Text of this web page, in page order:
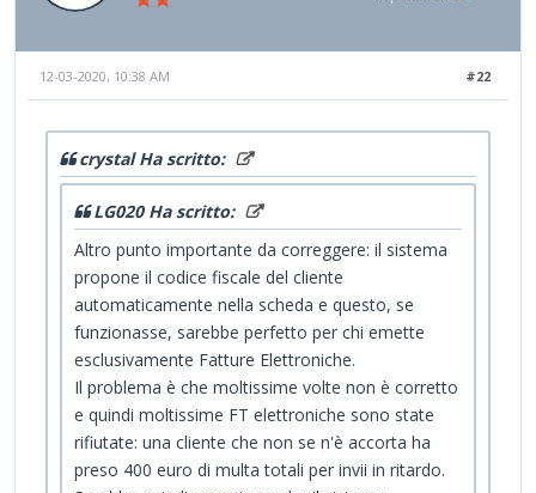
#22
12-03-2020, 10:38 AM
crystal Ha scritto:
LG020 Ha scritto:
Altro punto importante da correggere: il sistema
propone il codice fiscale del cliente
automaticamente nella scheda e questo, se
funzionasse, sarebbe perfetto per chi emette
esclusivamente Fatture Elettroniche.
Il problema è che moltissime volte non è corretto
e quindi moltissime FT elettroniche sono state
rifiutate: una cliente che non se n'è accorta ha
preso 400 euro di multa totali per invii in ritardo.